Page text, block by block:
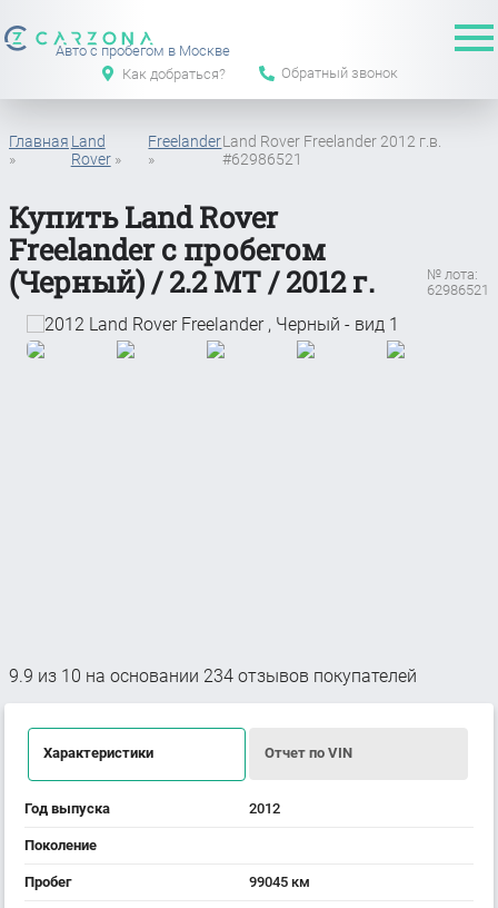
Авто с пробегом в Москве
Как добраться?
Обратный звонок
Главная
»
Land
Rover»
Freelander
»
Land Rover Freelander 2012 г.в.
#62986521
Купить Land Rover
Freelander с пробегом
(Черный) / 2.2 MT / 2012 г.
№ лота:
62986521
9.9 из 10 на основании 234 отзывов покупателей
Характеристики Отчет по VIN
Год выпуска 2012
Поколение
Пробег 99045 км